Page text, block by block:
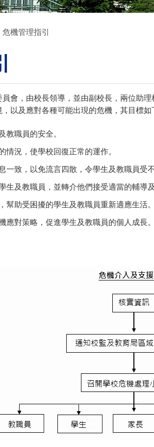
危機管理指引
會，由校長領導，並由副校長，兩位助
以及應對各種可能出現的危機，其目標如
教職員的安全。
情況，使學校回復正常的運作。
一致，以免流言四散，令學生及教職員受
生及教職員，並轉介他們接受適當的輔導
幫助受困擾的學生及教職員重新適應生活。
應對策略，促進學生及教職員的個人成長。